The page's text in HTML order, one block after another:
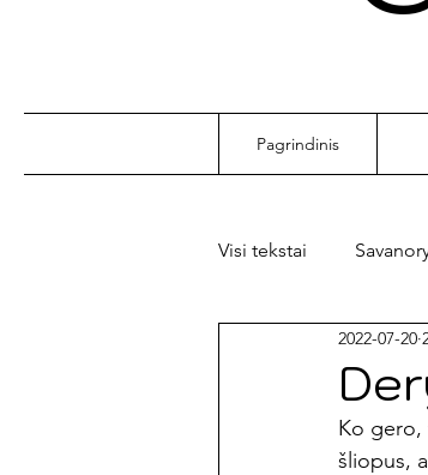
Pagrindinis
Visi tekstai
Vidiniai žemėlapiai
Itin jautrus asmuo
2022-07-20
Ko gero,
šliopus,